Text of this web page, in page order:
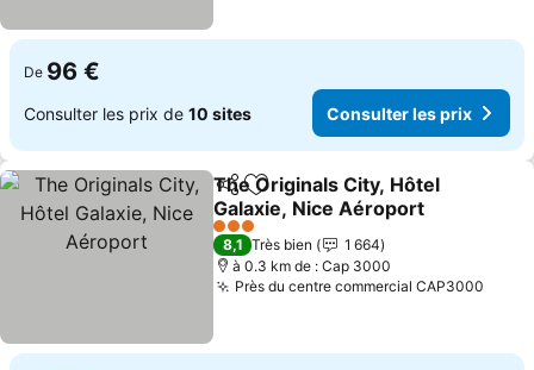
De 96 €
Consulter les prix de 10 sites Consulter les prix
PartagerAjouter à mes favoris
The Originals City, Hôtel
Galaxie, Nice Aéroport
Consulter les prix
3 Étoiles
8,1 Très bien
1 664
à 0.3 km de : Cap 3000
Près du centre commercial CAP3000